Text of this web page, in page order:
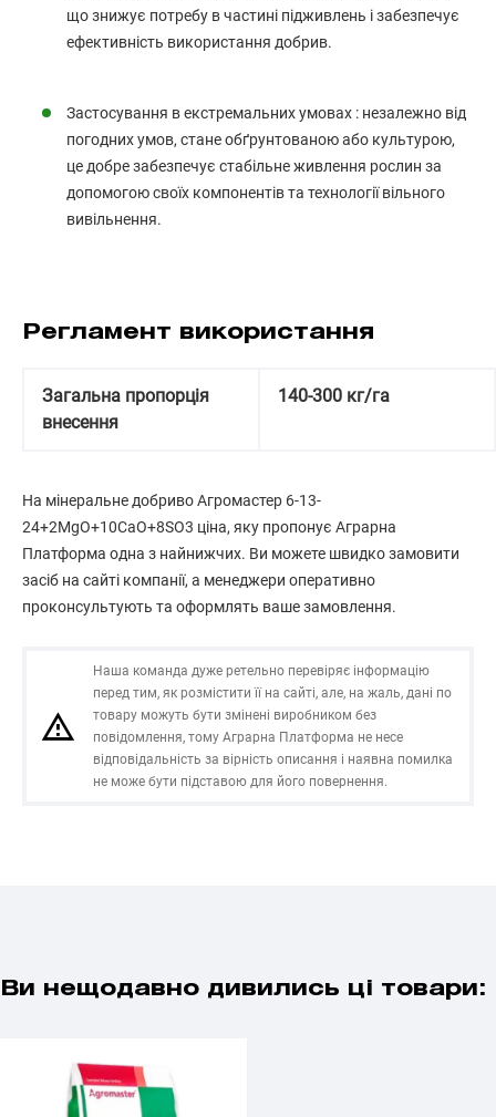
що знижує потребу в частині підживлень і забезпечує
ефективність використання добрив.
Застосування в екстремальних умовах : незалежно від
погодних умов, стане обґрунтованою або культурою,
це добре забезпечує стабільне живлення рослин за
допомогою своїх компонентів та технології вільного
вивільнення.
Регламент використання
Загальна пропорція
внесення
140-300 кг/га
На мінеральне добриво Агромастер 6-13-
24+2MgO+10CaO+8SO3 ціна, яку пропонує Аграрна
Платформа одна з найнижчих. Ви можете швидко замовити
засіб на сайті компанії, а менеджери оперативно
проконсультують та оформлять ваше замовлення.
Наша команда дуже ретельно перевіряє інформацію
перед тим, як розмістити її на сайті, але, на жаль, дані по
товару можуть бути змінені виробником без
повідомлення, тому Аграрна Платформа не несе
відповідальність за вірність описання і наявна помилка
не може бути підставою для його повернення.
Ви нещодавно дивились ці товари: